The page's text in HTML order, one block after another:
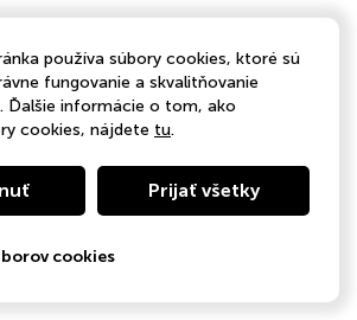
používa súbory cookies, ktoré sú
fungovanie a skvalitňovanie
Ďalšie informácie o tom, ako
cookies, nájdete tu.
Prijať všetky
cookies